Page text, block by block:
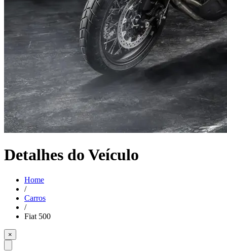
Detalhes do Veículo
Home
/
Carros
/
Fiat 500
×